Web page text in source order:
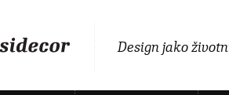
Design jako